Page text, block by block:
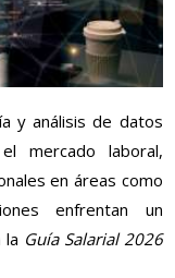
y análisis de datos
mercado laboral,
en áreas como
enfrentan un
la Guía Salarial 2026